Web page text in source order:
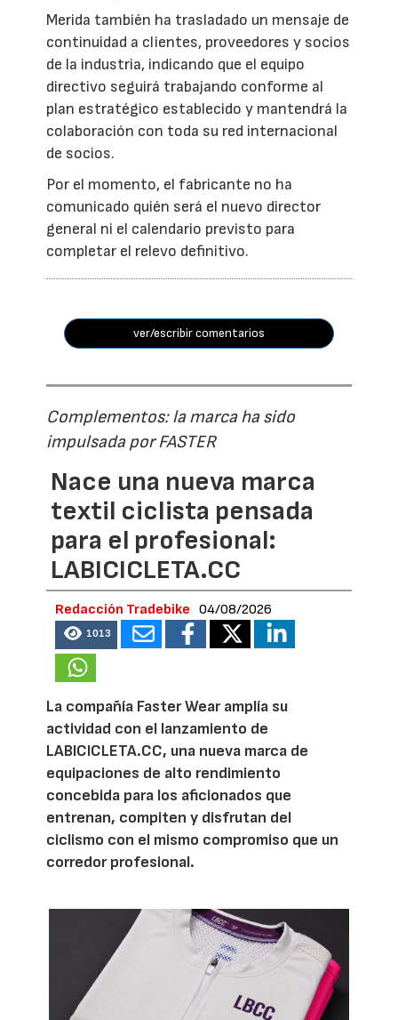
Merida también ha trasladado un mensaje de
continuidad a clientes, proveedores y socios
de la industria, indicando que el equipo
directivo seguirá trabajando conforme al
plan estratégico establecido y mantendrá la
colaboración con toda su red internacional
de socios.
Por el momento, el fabricante no ha
comunicado quién será el nuevo director
general ni el calendario previsto para
completar el relevo definitivo.
ver/escribir comentarios
Complementos: la marca ha sido
impulsada por FASTER
Nace una nueva marca
textil ciclista pensada
para el profesional:
LABICICLETA.CC
Redacción Tradebike 04/08/2026
1013
La compañía Faster Wear amplía su
actividad con el lanzamiento de
LABICICLETA.CC, una nueva marca de
equipaciones de alto rendimiento
concebida para los aficionados que
entrenan, compiten y disfrutan del
ciclismo con el mismo compromiso que un
corredor profesional.